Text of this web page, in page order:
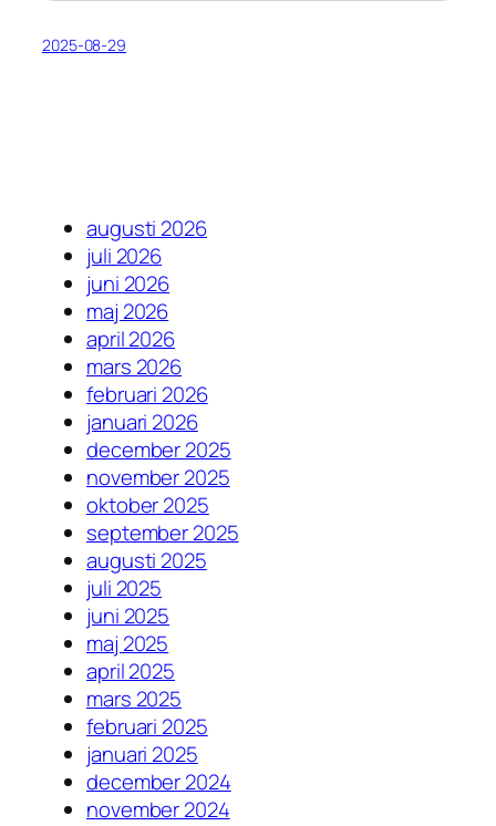
2025-08-29
augusti 2026
juli 2026
juni 2026
maj 2026
april 2026
mars 2026
februari 2026
januari 2026
december 2025
november 2025
oktober 2025
september 2025
augusti 2025
juli 2025
juni 2025
maj 2025
april 2025
mars 2025
februari 2025
januari 2025
december 2024
november 2024